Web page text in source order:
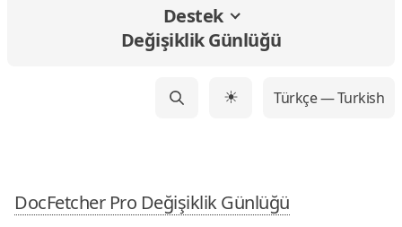
Destek
Değişiklik Günlüğü
☀ Türkçe — Turkish
DocFetcher Pro Değişiklik Günlüğü